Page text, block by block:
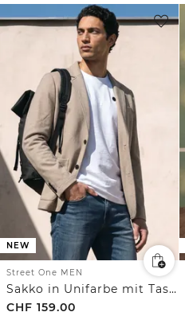
NEW
Street One MEN
Sakko in Unifarbe mit Taschen
CHF 159.00